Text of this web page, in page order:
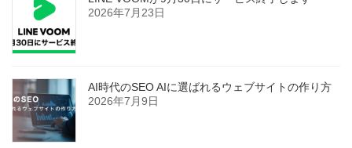
2026年7月23日
AI時代のSEO AIに選ばれるウェブサイトの作り方
2026年7月9日